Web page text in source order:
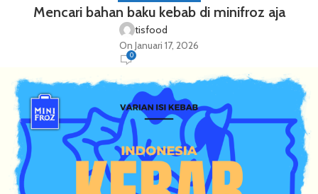
Mencari bahan baku kebab di minifroz aja
tisfood
On Januari 17, 2026
0